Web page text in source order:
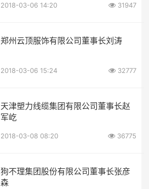
2018-03-06 14:20 31947
郑州云顶服饰有限公司董事长刘涛
2018-03-06 15:24 32777
天津塑力线缆集团有限公司董事长赵
军屹
2018-03-08 08:20 36775
狗不理集团股份有限公司董事长张彦
森